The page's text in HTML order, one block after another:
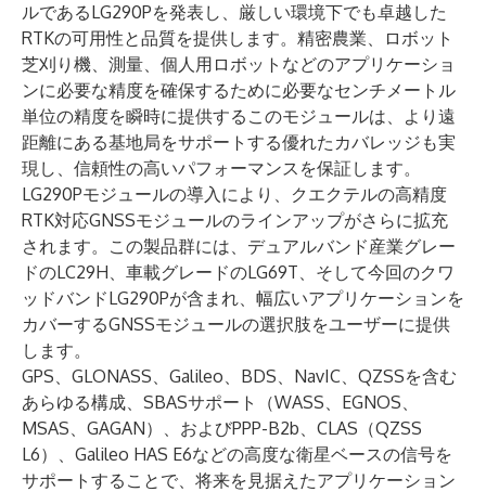
ルであるLG290Pを発表し、厳しい環境下でも卓越した
RTKの可用性と品質を提供します。精密農業、ロボット
芝刈り機、測量、個人用ロボットなどのアプリケーショ
ンに必要な精度を確保するために必要なセンチメートル
単位の精度を瞬時に提供するこのモジュールは、より遠
距離にある基地局をサポートする優れたカバレッジも実
現し、信頼性の高いパフォーマンスを保証します。
LG290Pモジュールの導入により、クエクテルの高精度
RTK対応GNSSモジュールのラインアップがさらに拡充
されます。この製品群には、デュアルバンド産業グレー
ドのLC29H、車載グレードのLG69T、そして今回のクワ
ッドバンドLG290Pが含まれ、幅広いアプリケーションを
カバーするGNSSモジュールの選択肢をユーザーに提供
します。
GPS、GLONASS、Galileo、BDS、NavIC、QZSSを含む
あらゆる構成、SBASサポート（WASS、EGNOS、
MSAS、GAGAN）、およびPPP-B2b、CLAS（QZSS
L6）、Galileo HAS E6などの高度な衛星ベースの信号を
サポートすることで、将来を見据えたアプリケーション